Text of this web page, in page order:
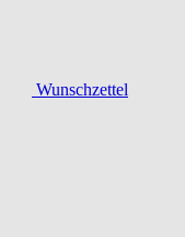
Wunschzettel